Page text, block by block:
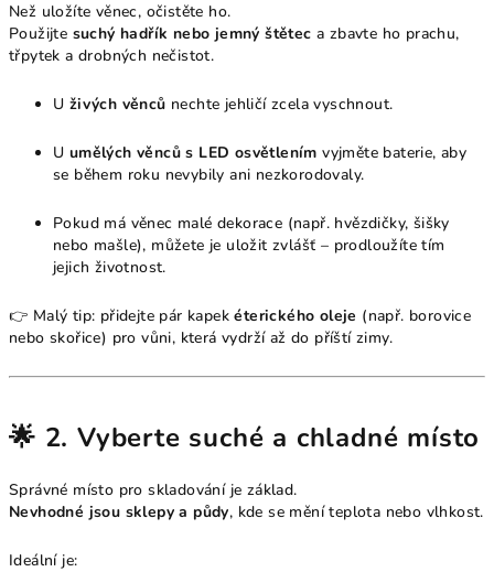
Než uložíte věnec, očistěte ho.
Použijte suchý hadřík nebo jemný štětec a zbavte ho prachu,
třpytek a drobných nečistot.
U živých věnců nechte jehličí zcela vyschnout.
U umělých věnců s LED osvětlením vyjměte baterie, aby
se během roku nevybily ani nezkorodovaly.
Pokud má věnec malé dekorace (např. hvězdičky, šišky
nebo mašle), můžete je uložit zvlášť – prodloužíte tím
jejich životnost.
👉 Malý tip: přidejte pár kapekéterického oleje (např. borovice
nebo skořice) pro vůni, která vydrží až do příští zimy.
🌟 2. Vyberte suché a chladné místo
Správné místo pro skladování je základ.
Nevhodné jsou sklepy a půdy, kde se mění teplota nebo vlhkost.
Ideální je: